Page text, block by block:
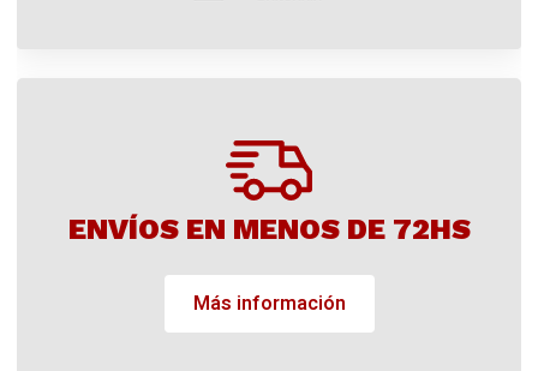
ENVÍOS EN MENOS DE 72HS
Más información